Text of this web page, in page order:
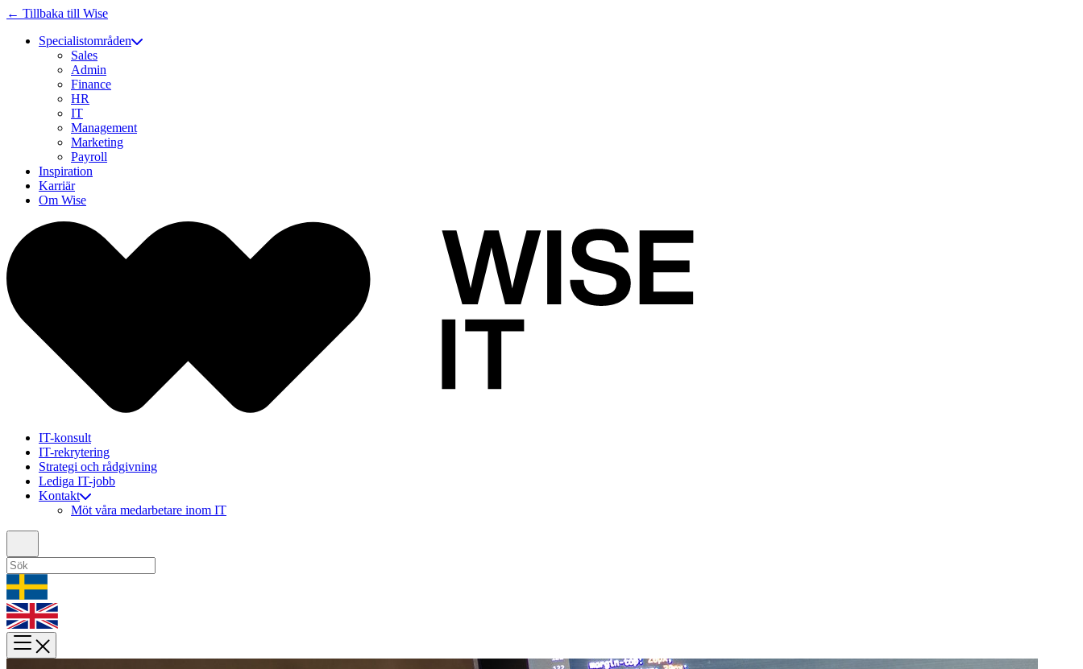
← Tillbaka till Wise
Specialistområden
Sales
Admin
Finance
HR
IT
Management
Marketing
Payroll
Inspiration
Karriär
Om Wise
IT-konsult
IT-rekrytering
Strategi och rådgivning
Lediga IT-jobb
Kontakt
Möt våra medarbetare inom IT